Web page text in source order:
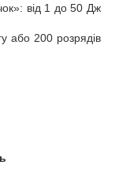
від 1 до 50 Дж
або 200 розрядів